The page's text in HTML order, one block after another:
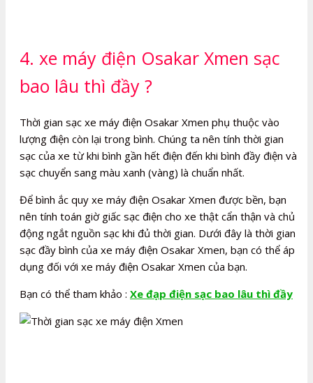
4. xe máy điện Osakar Xmen sạc
bao lâu thì đầy ?
Thời gian sạc xe máy điện Osakar Xmen phụ thuộc vào
lượng điện còn lại trong bình. Chúng ta nên tính thời gian
sạc của xe từ khi bình gần hết điện đến khi bình đầy điện và
sạc chuyển sang màu xanh (vàng) là chuẩn nhất.
Để bình ắc quy xe máy điện Osakar Xmen được bền, bạn
nên tính toán giờ giấc sạc điện cho xe thật cẩn thận và chủ
động ngắt nguồn sạc khi đủ thời gian. Dưới đây là thời gian
sạc đầy bình của xe máy điện Osakar Xmen, bạn có thể áp
dụng đối với xe máy điện Osakar Xmen của bạn.
Bạn có thể tham khảo : Xe đạp điện sạc bao lâu thì đầy